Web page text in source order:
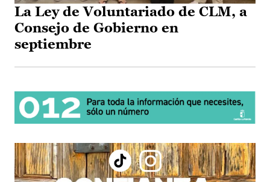
La Ley de Voluntariado de CLM, a
Consejo de Gobierno en
septiembre